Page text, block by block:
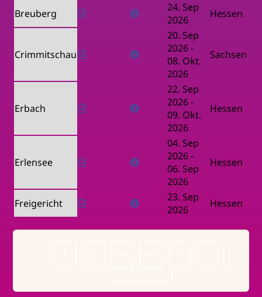
Breuberg
24. Sep
2026
Hessen
Crimmitschau
20. Sep
2026 -
08. Okt.
2026
Sachsen
Erbach
22. Sep
2026 -
09. Okt.
2026
Hessen
Erlensee
04. Sep
2026 -
06. Sep
2026
Hessen
Freigericht
23. Sep
2026
Hessen